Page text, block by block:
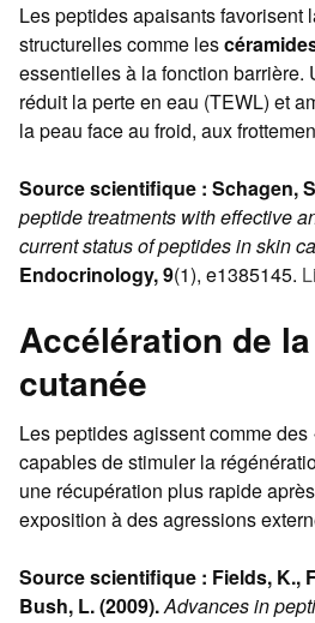
Les peptides apaisants favorisent
structurelles comme les
essentielles à la fonction barrière.
réduit la perte en eau (TEWL) et
la peau face au froid, aux
Source scientifique : Schagen,
peptide treatments with effective
current status of peptides in skin
Endocrinology, 9(1), e1385145.
Accélération de
cutanée
Les peptides agissent comme des
capables de stimuler la
une récupération plus rapide
exposition à des agressions
Source scientifique : Fields, K.,
Bush, L. (2009).Advances in